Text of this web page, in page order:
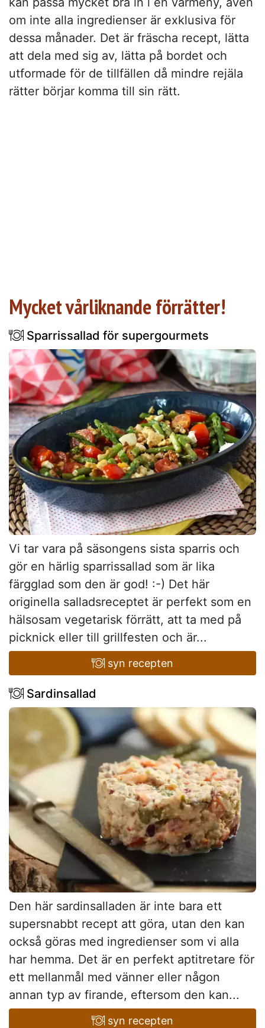
om inte alla ingredienser är exklusiva för
dessa månader. Det är fräscha recept, lätta
att dela med sig av, lätta på bordet och
utformade för de tillfällen då mindre rejäla
rätter börjar komma till sin rätt.
Mycket vårliknande förrätter!
Sparrissallad för supergourmets
Vi tar vara på säsongens sista sparris och
gör en härlig sparrissallad som är lika
färgglad som den är god! :-) Det här
originella salladsreceptet är perfekt som en
hälsosam vegetarisk förrätt, att ta med på
picknick eller till grillfesten och är...
syn recepten
Sardinsallad
Den här sardinsalladen är inte bara ett
supersnabbt recept att göra, utan den kan
också göras med ingredienser som vi alla
har hemma. Det är en perfekt aptitretare för
ett mellanmål med vänner eller någon
annan typ av firande, eftersom den kan...
syn recepten